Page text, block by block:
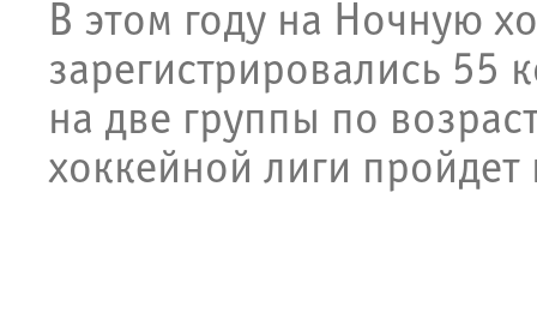
В этом году на Ночную
зарегистрировались
на две группы по
хоккейной лиги